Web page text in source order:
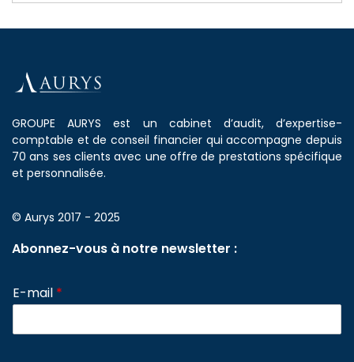
GROUPE AURYS est un cabinet d’audit, d’expertise-
comptable et de conseil financier qui accompagne depuis
70 ans ses clients avec une offre de prestations spécifique
et personnalisée.
© Aurys 2017 - 2025
Abonnez-vous à notre newsletter :
E-mail *